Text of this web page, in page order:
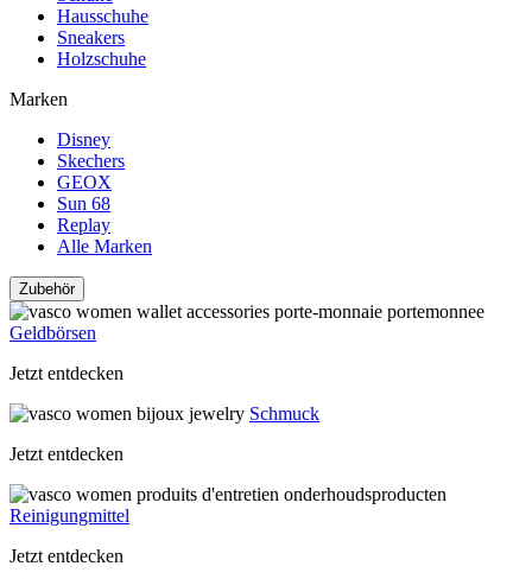
Hausschuhe
Sneakers
Holzschuhe
Marken
Disney
Skechers
GEOX
Sun 68
Replay
Alle Marken
Zubehör
Geldbörsen
Jetzt entdecken
Schmuck
Jetzt entdecken
Reinigungmittel
Jetzt entdecken